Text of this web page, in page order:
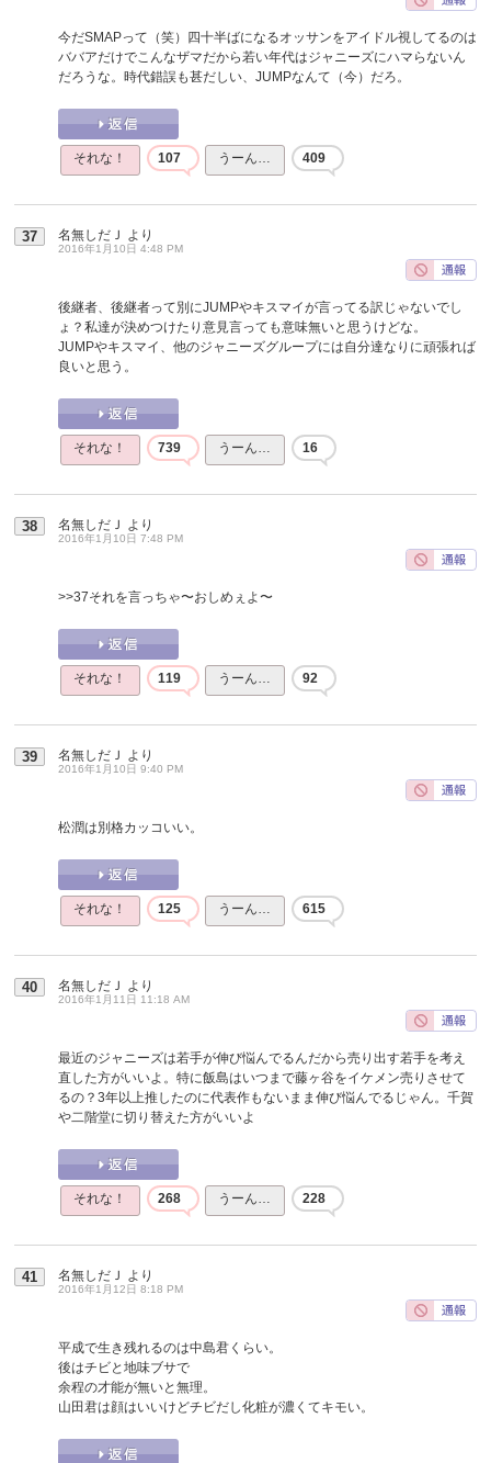
今だSMAPって（笑）四十半ばになるオッサンをアイドル視してるのは
ババアだけでこんなザマだから若い年代はジャニーズにハマらないん
だろうな。時代錯誤も甚だしい、JUMPなんて（今）だろ。
それな！ 107 うーん… 409
37 名無しだＪ より
2016年1月10日 4:48 PM
後継者、後継者って別にJUMPやキスマイが言ってる訳じゃないでし
ょ？私達が決めつけたり意見言っても意味無いと思うけどな。
JUMPやキスマイ、他のジャニーズグループには自分達なりに頑張れば
良いと思う。
それな！ 739 うーん… 16
38 名無しだＪ より
2016年1月10日 7:48 PM
>>37それを言っちゃ〜おしめぇよ〜
それな！ 119 うーん… 92
39 名無しだＪ より
2016年1月10日 9:40 PM
松潤は別格カッコいい。
それな！ 125 うーん… 615
40 名無しだＪ より
2016年1月11日 11:18 AM
最近のジャニーズは若手が伸び悩んでるんだから売り出す若手を考え
直した方がいいよ。特に飯島はいつまで藤ヶ谷をイケメン売りさせて
るの？3年以上推したのに代表作もないまま伸び悩んでるじゃん。千賀
や二階堂に切り替えた方がいいよ
それな！ 268 うーん… 228
41 名無しだＪ より
2016年1月12日 8:18 PM
平成で生き残れるのは中島君くらい。
後はチビと地味ブサで
余程の才能が無いと無理。
山田君は顔はいいけどチビだし化粧が濃くてキモい。